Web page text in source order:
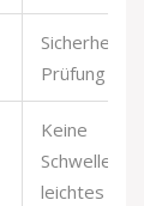
Sicherheit,
Prüfung
Keine
Schwelle,
leichtes